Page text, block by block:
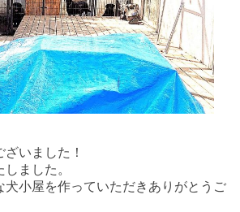
いました！
ました。
犬小屋を作っていただきありがとうご